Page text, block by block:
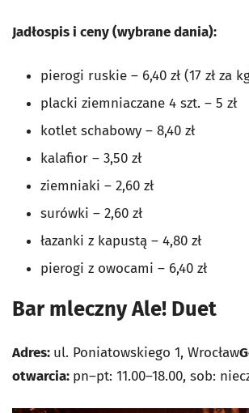
Jadłospis i ceny (wybrane dania):
pierogi ruskie – 6,40 zł (17 zł za
placki ziemniaczane 4 szt. – 5 zł
kotlet schabowy – 8,40 zł
kalafior – 3,50 zł
ziemniaki – 2,60 zł
surówki – 2,60 zł
łazanki z kapustą – 4,80 zł
pierogi z owocami – 6,40 zł
Bar mleczny Ale! Duet
Adres: ul. Poniatowskiego 1, Wrocław
otwarcia: pn–pt: 11.00–18.00, sob: